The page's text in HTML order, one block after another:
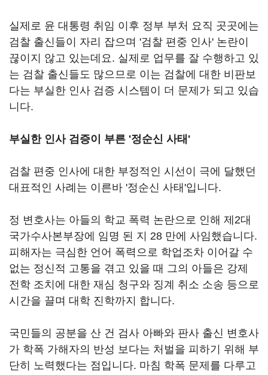
실제로 윤 대통령 취임 이후 정부 부처 요직 곳곳에는
검찰 출신들이 자리 잡으며 '검찰 편중 인사' 논란이
끊이지 않고 있는데요. 실제로 업무를 잘 수행하고 있
는 검찰 출신들도 많으므로 이는 검찰에 대한 비판보
다는 부실한 인사 검증 시스템이 더 문제가 되고 있습
니다.
부실한 인사 검증이 부른 '정순신 사태'
검찰 편중 인사에 대한 부정적인 시선이 극에 달했던
대표적인 사례는 이른바 '정순신 사태'입니다.
정 변호사는 아들의 학교 폭력 논란으로 인해 제2대
국가수사본부장에 임명 된 지 28 만에 사임했습니다.
피해자는 극심한 언어 폭력으로 학업조차 이어갈 수
없는 정신적 고통을 겪고 있을 때 그의 아들은 강제
전학 조치에 대한 재심 청구와 징계 취소 소송 등으로
시간을 끌며 대학 진학까지 합니다.
국민들의 공분을 산 건 검사 아빠와 판사 출신 변호사
가 학폭 가해자의 반성 보다는 처벌을 피하기 위해 부
단히 노력했다는 점입니다. 마침 학폭 문제를 다루고